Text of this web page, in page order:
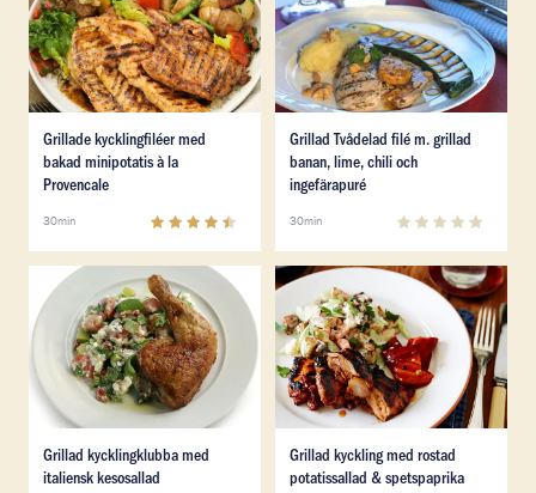
Läs mer om Grillade kycklingfiléer med bakad
Grillade kycklingfiléer med
bakad minipotatis à la
Provencale
30min
Läs mer om Grillad
Grillad Tvådelad filé m. grillad
banan, lime, chili och
ingefärapuré
30min
Läs mer om Grillad kycklingklubba med italiensk
Läs mer om Grillad kycklingklubba med italiensk
Grillad kycklingklubba med
italiensk kesosallad
Läs mer om Grillad
Läs mer om Grillad
Grillad kyckling med rostad
potatissallad & spetspaprika